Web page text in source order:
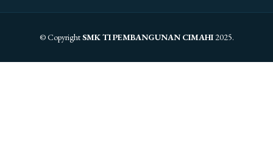
© CopyrightSMK TI PEMBANGUNAN CIMAHI2025.